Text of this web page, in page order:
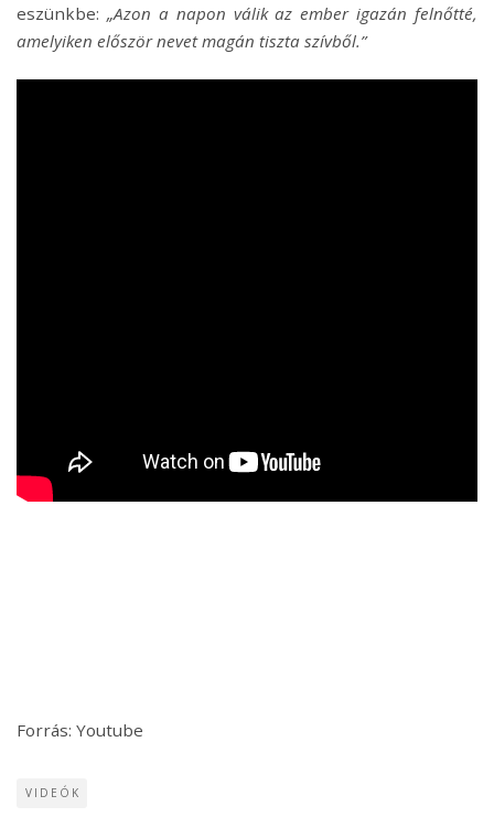
eszünkbe: „Azon a napon válik az ember igazán felnőtté,
amelyiken először nevet magán tiszta szívből.”
Forrás: Youtube
VIDEÓK